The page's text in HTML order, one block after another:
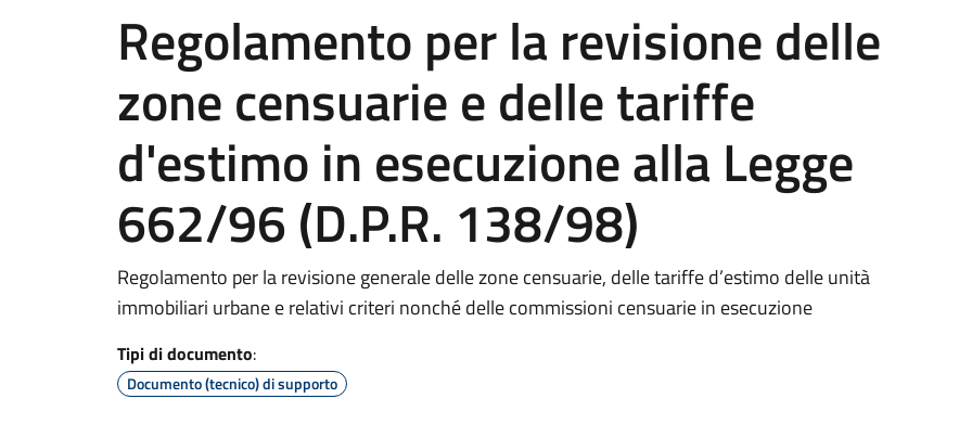
Regolamento per la revisione delle
zone censuarie e delle tariffe
d'estimo in esecuzione alla Legge
662/96 (D.P.R. 138/98)
Regolamento per la revisione generale delle zone censuarie, delle tariffe d’estimo delle unità
immobiliari urbane e relativi criteri nonché delle commissioni censuarie in esecuzione
Tipi di documento:
Documento (tecnico) di supporto